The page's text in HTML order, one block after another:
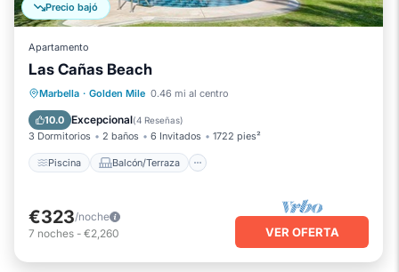
Precio bajó
Apartamento
Las Cañas Beach
Marbella · Golden Mile 0.46 mi al centro
10.0 Excepcional(4 Reseñas)
3 Dormitorios 2 baños 6 Invitados 1722 pies²
Piscina Balcón/Terraza
Piscina Balcón/Terraza
Aire acondicionado
€323/noche
7 noches - €2,260 VER OFERTA